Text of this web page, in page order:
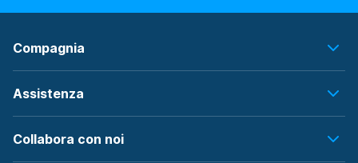
Compagnia
Assistenza
Collabora con noi